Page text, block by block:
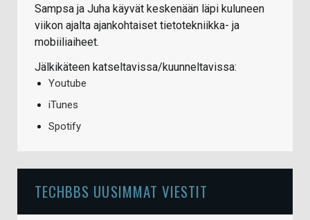
Sampsa ja Juha käyvät keskenään läpi kuluneen
viikon ajalta ajankohtaiset tietotekniikka- ja
mobiiliaiheet.
Jälkikäteen katseltavissa/kuunneltavissa:
Youtube
iTunes
Spotify
TECHBBS UUSIMMAT VIESTIT